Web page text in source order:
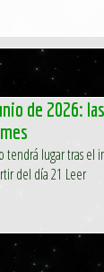
de 2026: las
tendrá lugar tras el
del día 21 Leer